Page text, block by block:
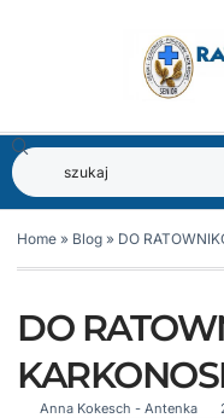
Home » Blog » DO
DO
Anna Kokesch - Antenka